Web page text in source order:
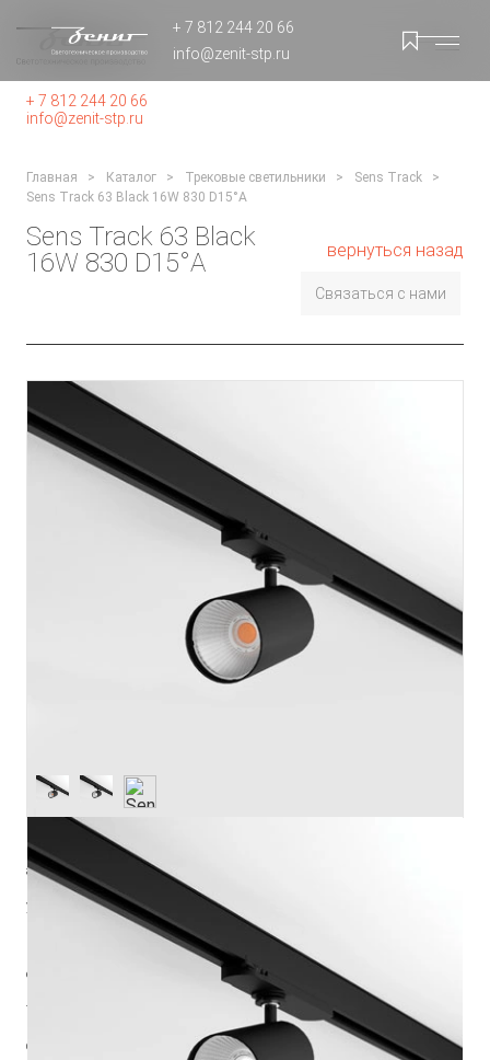
+ 7 812 244 20 66
info@zenit-stp.ru
+ 7 812 244 20 66
info@zenit-stp.ru
Главная Каталог Трековые светильники
Sens Track
Sens Track 63 Black 16W 830 D15°A
Sens Track 63 Black
16W 830 D15°A
Связаться с нами
вернуться назад
артикул
управление
Ф (лм) 2109
Тцв (К) 3000
cos φ